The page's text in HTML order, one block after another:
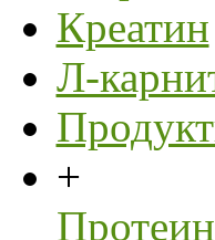
Креатин
Л-
+